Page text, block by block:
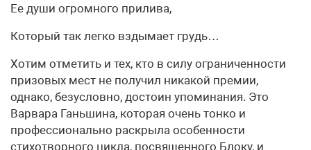
Ее души огромного прилива,
Который так легко вздымает грудь…
Хотим отметить и тех, кто в силу ограниченности
призовых мест не получил никакой премии,
однако, безусловно, достоин упоминания. Это
Варвара Ганьшина, которая очень тонко и
профессионально раскрыла особенности
стихотворного цикла, посвященного Блоку, и